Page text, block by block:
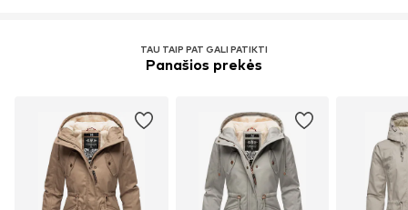
TAU TAIP PAT GALI PATIKTI
Panašios prekės